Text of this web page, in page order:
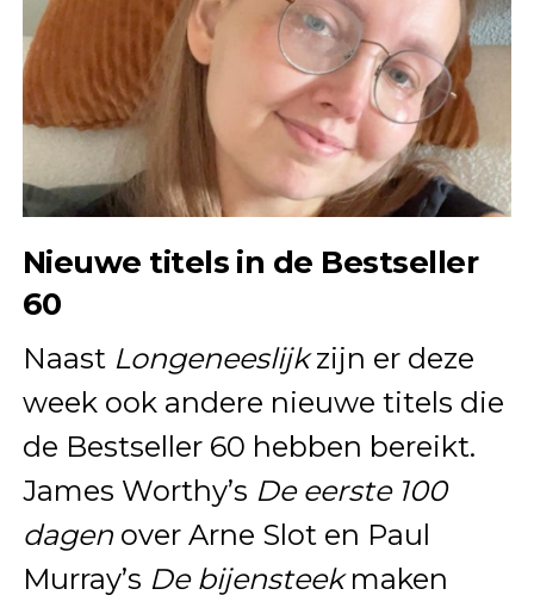
Nieuwe titels in de Bestseller
60
Naast Longeneeslijkzijn er deze
week ook andere nieuwe titels die
de Bestseller 60 hebben bereikt.
James Worthy’s De eerste 100
dagenover Arne Slot en Paul
Murray’s De bijensteekmaken